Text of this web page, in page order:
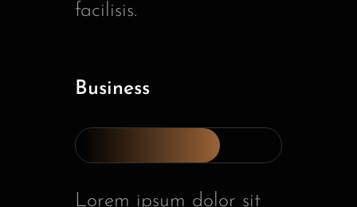
facilisis.
Business
Lorem ipsum dolor sit